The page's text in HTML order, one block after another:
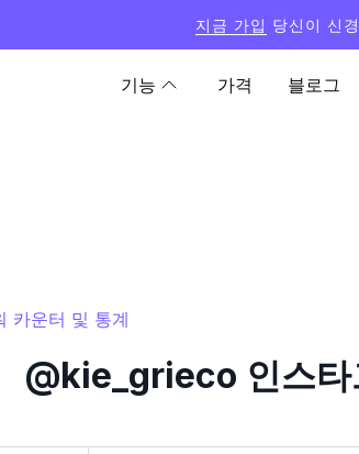
지금 가입 당신이 신
기능 가격 블로그
카운터 및 통계
@kie_grieco 인스타